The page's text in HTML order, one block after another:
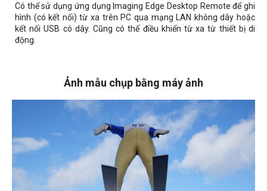
Có thể sử dụng ứng dụng Imaging Edge Desktop Remote để ghi
hình (có kết nối) từ xa trên PC qua mạng LAN không dây hoặc
kết nối USB có dây. Cũng có thể điều khiển từ xa từ thiết bị di
động.
Ảnh mẫu chụp bằng máy ảnh